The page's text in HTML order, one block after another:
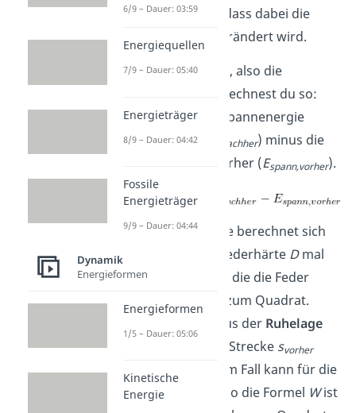
Das liegt daran, dass dabei die
Spannenergie verändert wird.
Die Veränderung, also die
, berechnest du so:
ArbeitWist die Spannenergie
nachher (Espann,nachher) minus die
Spannenergie vorher (Espann,vorher).
Die Spannenergie berechnet sich
aus der halben Federhärte Dmal
die Strecke
, um die die Feder
gedehnt wurde, zum Quadrat.
Wird die Feder aus der Ruhelage
gespannt, ist die Strecke svorher
gleich Null. In dem Fall kann für die
Spannenergie also die Formel Wist
6/9 – Dauer: 03:59
Energiequellen
7/9 – Dauer: 05:40
Energieträger
8/9 – Dauer: 04:42
Fossile
Energieträger
9/9 – Dauer: 04:44
Dynamik
Energieformen
Energieformen
1/5 – Dauer: 05:06
Kinetische
Energie